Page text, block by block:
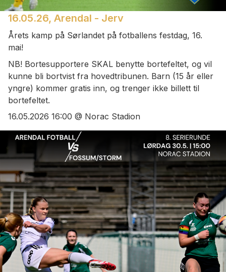
16.05.26, Arendal - Jerv
Årets kamp på Sørlandet på fotballens festdag, 16.
mai!
NB! Bortesupportere SKAL benytte bortefeltet, og vil
kunne bli bortvist fra hovedtribunen. Barn (15 år eller
yngre) kommer gratis inn, og trenger ikke billett til
bortefeltet.
16.05.2026 16:00 @ Norac Stadion